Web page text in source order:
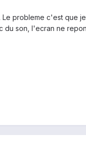
probleme c'est que
du son, l'ecran ne